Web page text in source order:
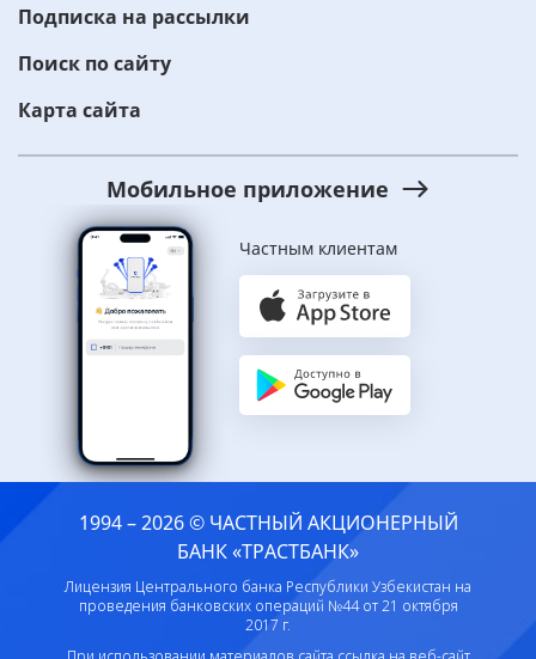
Подписка на рассылки
Поиск по сайту
Карта сайта
Мобильное приложение
Частным клиентам
1994 – 2026 © ЧАСТНЫЙ АКЦИОНЕРНЫЙ
БАНК «ТРАСТБАНК»
Лицензия Центрального банка Республики Узбекистан на
проведения банковских операций №44 от 21 октября
2017 г.